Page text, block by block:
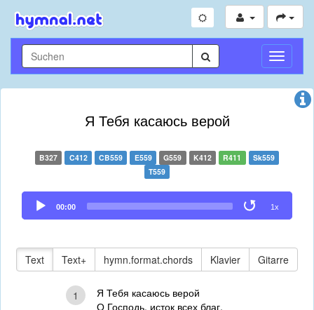
Я Тебя касаюсь верой
B327 C412 CB559 E559 G559 K412 R411
Sk559
T559
Audio
Player
00:00 1x
Text Text+ hymn.format.chords Klavier Gitarre
1
Я Тебя касаюсь верой
О Господь, исток всех благ.